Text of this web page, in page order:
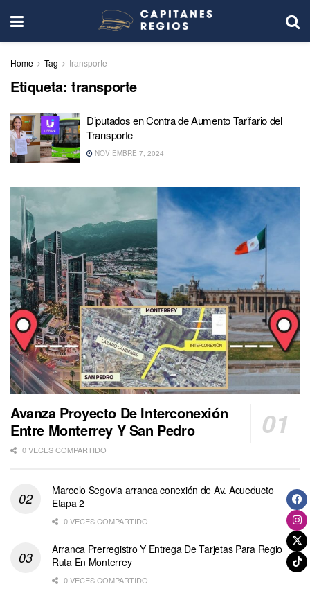
Home Tag transporte
Etiqueta: transporte
Diputados en Contra de Aumento Tarifario del
Transporte
NOVIEMBRE 7, 2024
Avanza Proyecto De Interconexión
Entre Monterrey Y San Pedro
0 VECES COMPARTIDO
Marcelo Segovia arranca conexión de Av. Acueducto
Etapa 2
0 VECES COMPARTIDO
Arranca Prerregistro Y Entrega De Tarjetas Para Regio
Ruta En Monterrey
0 VECES COMPARTIDO